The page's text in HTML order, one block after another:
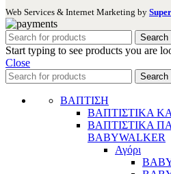
Web Services & Internet Marketing by
Search
Start typing to see products you are
Close
Search
ΒΑΠΤΙΣΗ
ΒΑΠΤΙΣΤΙΚΑ
ΒΑΠΤΙΣΤΙΚΑ
BABYWALKER
Αγόρι